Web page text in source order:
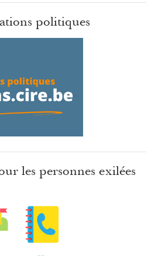
politiques
les personnes exilées